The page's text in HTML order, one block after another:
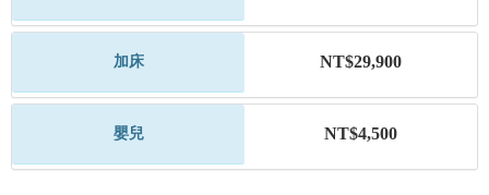
加床 NT$29,900
嬰兒 NT$4,500